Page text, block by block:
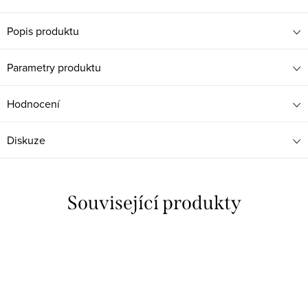
Popis produktu
Parametry produktu
Hodnocení
Diskuze
Související produkty